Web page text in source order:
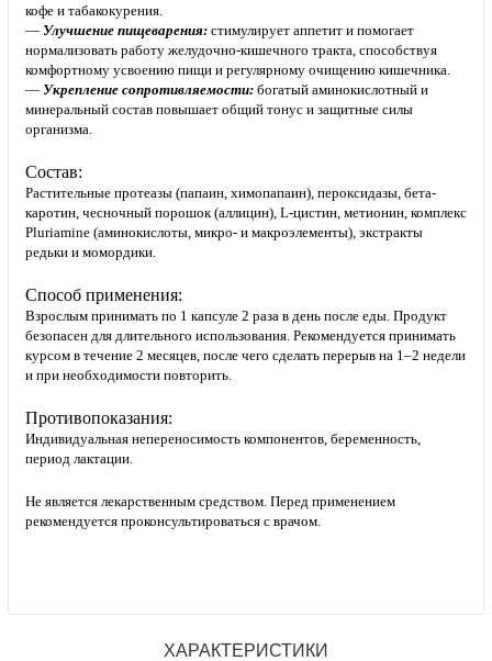
кофе и табакокурения.
— Улучшение пищеварения:стимулирует аппетит и помогает
нормализовать работу желудочно-кишечного тракта, способствуя
комфортному усвоению пищи и регулярному очищению кишечника.
— Укрепление сопротивляемости:богатый аминокислотный и
минеральный состав повышает общий тонус и защитные силы
организма.
Состав:
Растительные протеазы (папаин, химопапаин), пероксидазы, бета-
каротин, чесночный порошок (аллицин), L-цистин, метионин, комплекс
Pluriamine (аминокислоты, микро- и макроэлементы), экстракты
редьки и момордики.
Способ применения:
Взрослым принимать по 1 капсуле 2 раза в день после еды. Продукт
безопасен для длительного использования. Рекомендуется принимать
курсом в течение 2 месяцев, после чего сделать перерыв на 1–2 недели
и при необходимости повторить.
Противопоказания:
Индивидуальная непереносимость компонентов, беременность,
период лактации.
Не является лекарственным средством. Перед применением
рекомендуется проконсультироваться с врачом.
ХАРАКТЕРИСТИКИ